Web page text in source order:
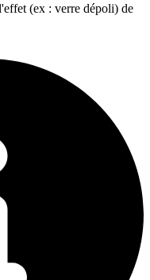
(ex : verre dépoli) de